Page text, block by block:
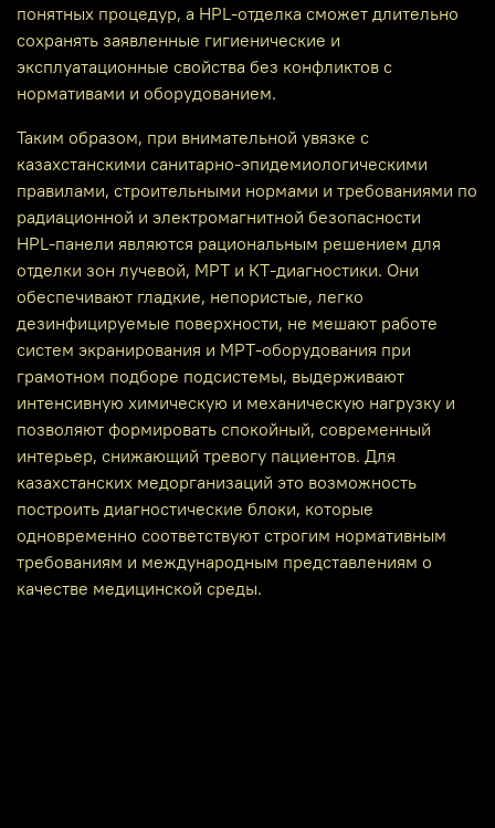
понятных процедур, а HPL‑отделка сможет длительно
сохранять заявленные гигиенические и
эксплуатационные свойства без конфликтов с
нормативами и оборудованием.
Таким образом, при внимательной увязке с
казахстанскими санитарно‑эпидемиологическими
правилами, строительными нормами и требованиями по
радиационной и электромагнитной безопасности
HPL‑панели являются рациональным решением для
отделки зон лучевой, МРТ и КТ‑диагностики. Они
обеспечивают гладкие, непористые, легко
дезинфицируемые поверхности, не мешают работе
систем экранирования и МРТ‑оборудования при
грамотном подборе подсистемы, выдерживают
интенсивную химическую и механическую нагрузку и
позволяют формировать спокойный, современный
интерьер, снижающий тревогу пациентов. Для
казахстанских медорганизаций это возможность
построить диагностические блоки, которые
одновременно соответствуют строгим нормативным
требованиям и международным представлениям о
качестве медицинской среды.